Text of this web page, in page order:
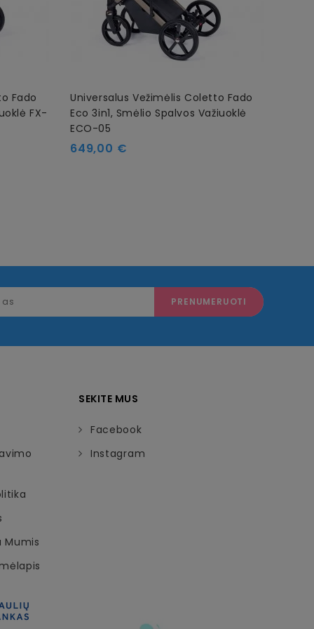
Fado
FX-
Universalus Vežimėlis Coletto Fado
Eco 3in1, Smėlio Spalvos Važiuoklė
ECO-05
Kaina
649,00 €
Mumis
SEKITE MUS
Facebook
Instagram